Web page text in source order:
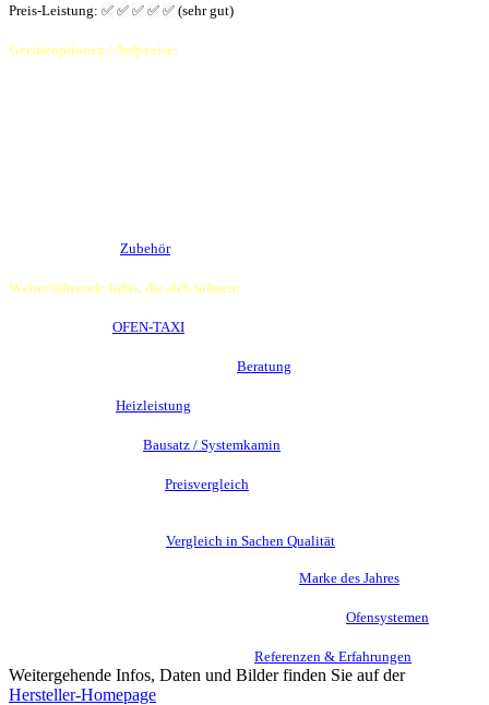
Preis-Leistung: ✅ ✅ ✅ ✅ ✅ (sehr gut)
Geräteoptionen / Aufpreise:
ZubehörProgramm in Profi-Qualität.
Weiterführende Infos, die sich lohnen:
OFEN-TAXI
Beratung
Heizleistung
Bausatz / Systemkamin
Preisvergleich
Vergleich in Sachen Qualität
Marke des Jahres
Ofensystemen
Referenzen & Erfahrungen
Weitergehende Infos, Daten und Bilder finden Sie auf der
Hersteller-Homepage